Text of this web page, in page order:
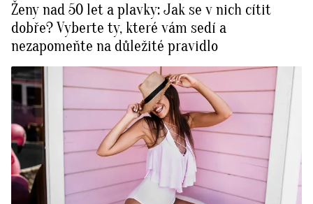
Ženy nad 50 let a plavky: Jak se v nich cítit
dobře? Vyberte ty, které vám sedí a
nezapomeňte na důležité pravidlo